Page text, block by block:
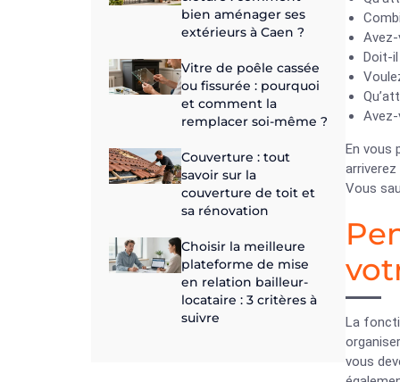
bien aménager ses
extérieurs à Caen ?
Vitre de poêle cassée
ou fissurée : pourquoi
et comment la
remplacer soi-même ?
Couverture : tout
savoir sur la
couverture de toit et
sa rénovation
Choisir la meilleure
plateforme de mise
en relation bailleur-
locataire : 3 critères à
suivre
Avez-
Doit-
Avez-
En vous
Vous
La
vous